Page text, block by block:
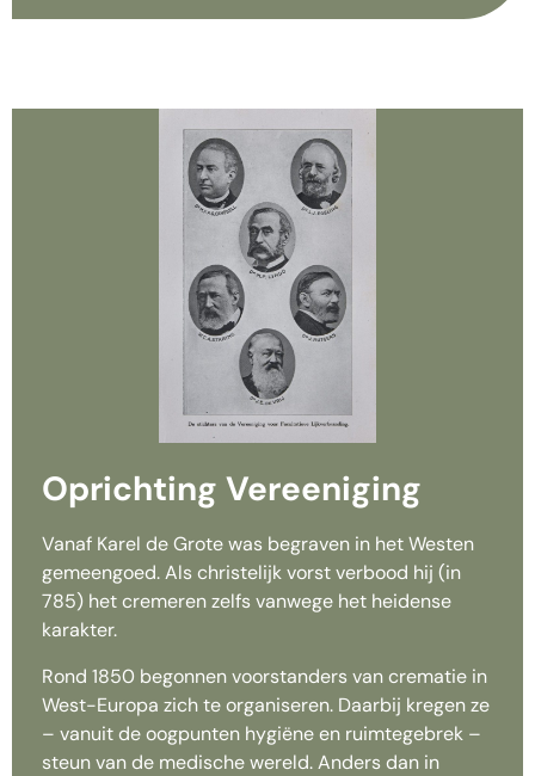
Oprichting Vereeniging
Vanaf Karel de Grote was begraven in het Westen
gemeengoed. Als christelijk vorst verbood hij (in
785) het cremeren zelfs vanwege het heidense
karakter.
Rond 1850 begonnen voorstanders van crematie in
West-Europa zich te organiseren. Daarbij kregen ze
– vanuit de oogpunten hygiëne en ruimtegebrek –
steun van de medische wereld. Anders dan in